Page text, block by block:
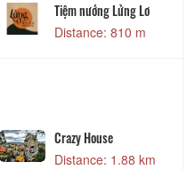
Tiệm nướng Lửng Lơ
Distance: 810 m
Crazy House
Distance: 1.88 km